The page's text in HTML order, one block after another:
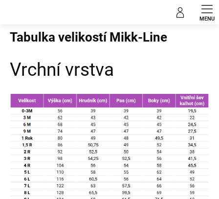
Tabulka velikostí Mikk-Line
Vrchní vrstva